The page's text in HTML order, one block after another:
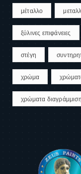
μέταλλο
ξύλινες επιφάνειες
στέγη
χρώμα
χρώματα